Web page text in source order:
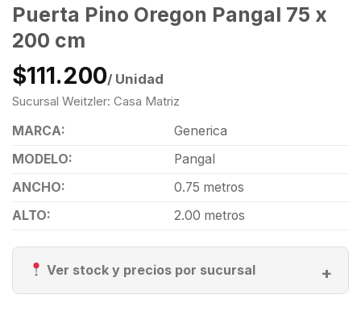
Puerta Pino Oregon Pangal 75 x
200 cm
$111.200/ Unidad
Sucursal Weitzler: Casa Matriz
MARCA:
Generica
MODELO:
Pangal
ANCHO:
0.75 metros
ALTO:
2.00 metros
Ver stock y precios por sucursal